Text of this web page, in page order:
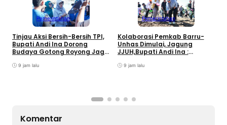
Pemerintahan
Tinjau Aksi Bersih-Bersih TPI,
Bupati Andi Ina Dorong
Budaya Gotong Royong Jaga
9 jam lalu
Pemerintahan
Kolaborasi Pemkab Barru-
Unhas Dimulai, Jagung
JJUH,Bupati Andi Ina :
Petani
9 jam lalu
Komentar